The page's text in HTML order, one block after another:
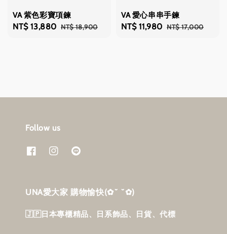
VA 紫色彩寶項鍊
Sale
NT$ 13,880 Regular
NT$ 18,900
VA 愛心串串手鍊
Sale
NT$ 11,980 Regular
NT$ 17,000
Follow us
UNA愛大家 購物愉快‎(✿˘ ˘✿)
🇯🇵日本專櫃精品、日系飾品、日貨、代標